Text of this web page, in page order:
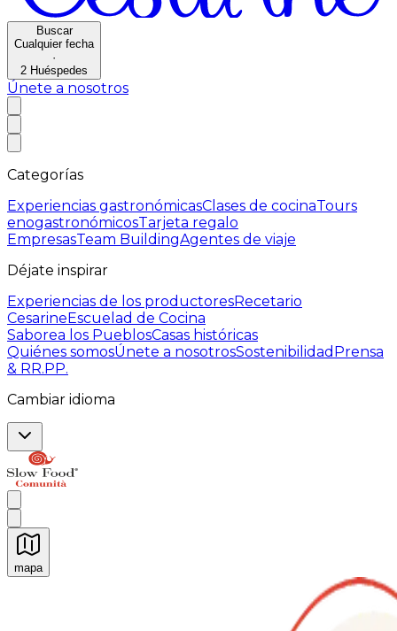
Buscar
Cualquier fecha
·
2 Huéspedes
Únete a nosotros
Categorías
Experiencias gastronómicasClases de cocinaTours
enogastronómicosTarjeta regalo
EmpresasTeam BuildingAgentes de viaje
Déjate inspirar
Experiencias de los productoresRecetario
CesarineEscuelad de Cocina
Saborea los PueblosCasas históricas
Quiénes somosÚnete a nosotrosSostenibilidad Prensa
& RR.PP.
Cambiar idioma
mapa
Experiencias culinarias inolvidables: Experiencias